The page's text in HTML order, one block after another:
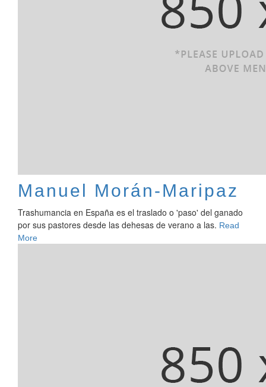
Manuel Morán-Maripaz
Trashumancia en España es el traslado o 'paso' del ganado
por sus pastores desde las dehesas de verano a las. Read
More